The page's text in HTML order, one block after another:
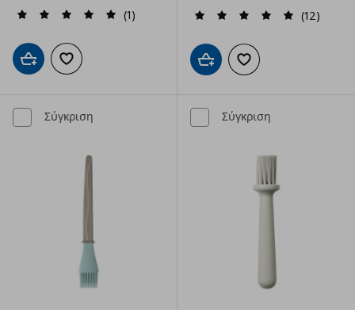
(1)
Προσθήκη στο καλάθι
Προσθήκη στα αγαπημένα
(12)
Προσθήκη στο καλάθι
Προσθήκη στα
Σύγκριση Σύγκριση